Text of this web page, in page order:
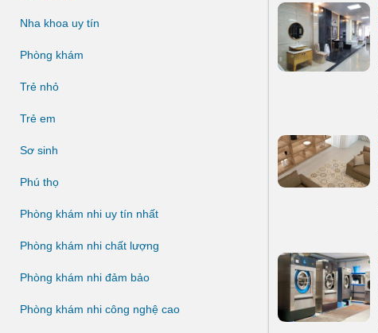
Nha khoa uy tín
Phòng khám
Trẻ nhỏ
Trẻ em
Sơ sinh
Phú thọ
Phòng khám nhi uy tín nhất
Phòng khám nhi chất lượng
Phòng khám nhi đảm bảo
Phòng khám nhi công nghệ cao